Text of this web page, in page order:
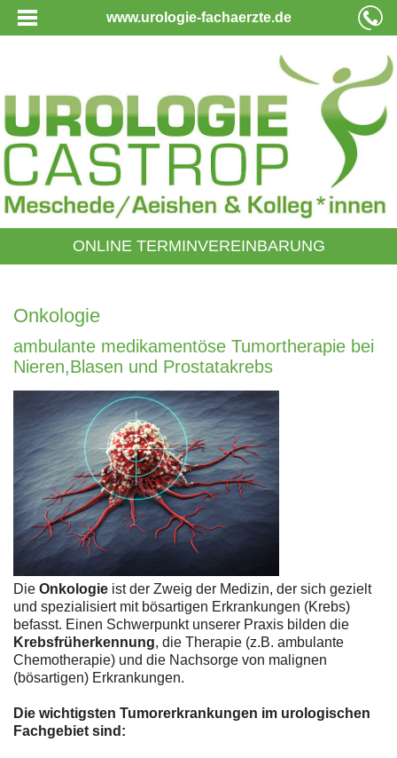
www.urologie-fachaerzte.de
ONLINE TERMINVEREINBARUNG
Onkologie
ambulante medikamentöse Tumortherapie bei
Nieren,Blasen und Prostatakrebs
Die Onkologie ist der Zweig der Medizin, der sich gezielt
und spezialisiert mit bösartigen Erkrankungen (Krebs)
befasst. Einen Schwerpunkt unserer Praxis bilden die
Krebsfrüherkennung, die Therapie (z.B. ambulante
Chemotherapie) und die Nachsorge von malignen
(bösartigen) Erkrankungen.
Die wichtigsten Tumorerkrankungen im urologischen
Fachgebiet sind: